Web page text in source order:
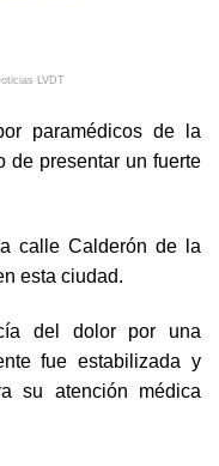
LVDT
paramédicos de la
de presentar un fuerte
calle Calderón de la
esta ciudad.
del dolor por una
fue estabilizada y
su atención médica